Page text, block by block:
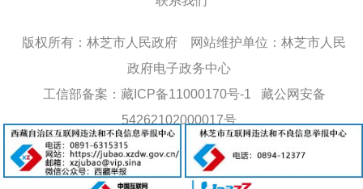
版权所有：林芝市人民政府
网站维护单位：林芝市人民
政府电子政务中心
工信部备案：藏ICP备11000170号-1
藏公网安备
54262102000017号
网站标识码：5426000013